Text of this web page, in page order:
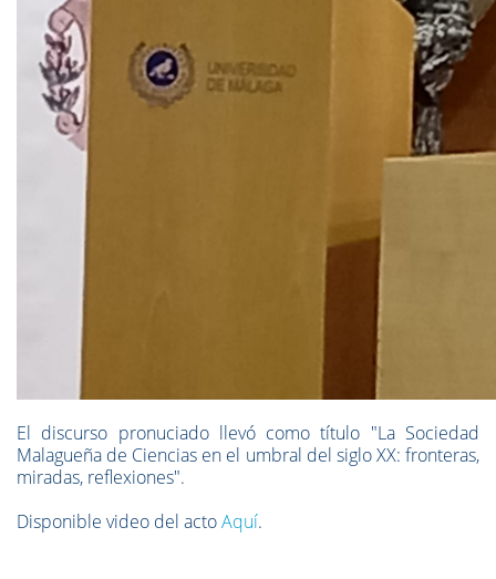
El discurso pronuciado llevó como título "La Sociedad
Malagueña de Ciencias en el umbral del siglo XX: fronteras,
miradas, reflexiones".
Disponible video del actoAquí.